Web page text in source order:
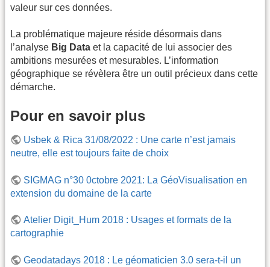
valeur sur ces données.
La problématique majeure réside désormais dans
l’analyse Big Data et la capacité de lui associer des
ambitions mesurées et mesurables. L’information
géographique se révèlera être un outil précieux dans cette
démarche.
Pour en savoir plus
Usbek & Rica 31/08/2022 : Une carte n’est jamais
neutre, elle est toujours faite de choix
SIGMAG n°30 0ctobre 2021: La GéoVisualisation en
extension du domaine de la carte
Atelier Digit_Hum 2018 : Usages et formats de la
cartographie
Geodatadays 2018 : Le géomaticien 3.0 sera-t-il un